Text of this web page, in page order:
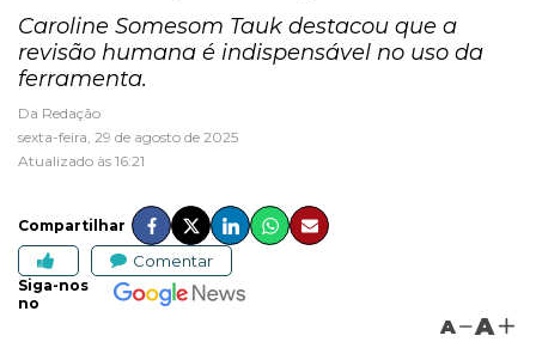
Caroline Somesom Tauk destacou que a
revisão humana é indispensável no uso da
ferramenta.
Da Redação
sexta-feira, 29 de agosto de 2025
Atualizado às 16:21
Compartilhar
Comentar
Siga-nos
no
A A